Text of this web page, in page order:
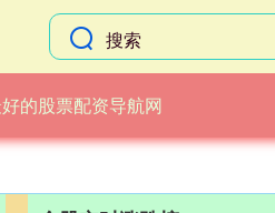
的股票配资导航网